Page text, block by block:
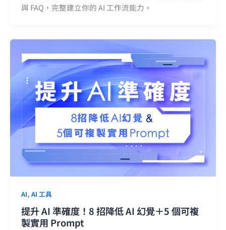
與 FAQ，完整建立你的 AI 工作流能力。
AI, AI 工具
提升 AI 準確度！8 招降低 AI 幻覺＋5 個可複
製實用 Prompt